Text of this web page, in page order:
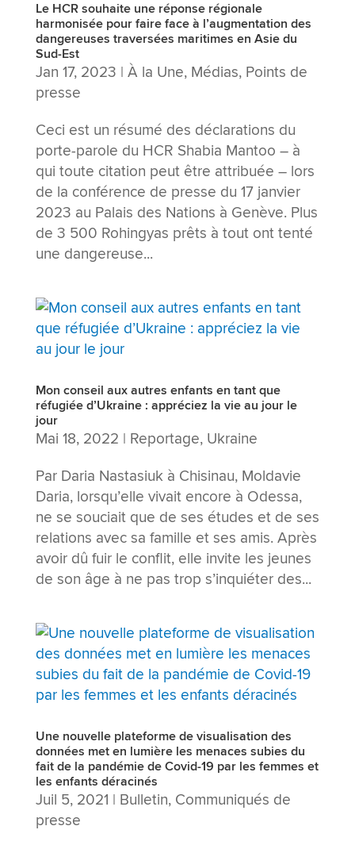
Le HCR souhaite une réponse régionale
harmonisée pour faire face à l’augmentation des
dangereuses traversées maritimes en Asie du
Sud-Est
Jan 17, 2023 | À la Une, Médias, Points de
presse
Ceci est un résumé des déclarations du
porte-parole du HCR Shabia Mantoo – à
qui toute citation peut être attribuée – lors
de la conférence de presse du 17 janvier
2023 au Palais des Nations à Genève. Plus
de 3 500 Rohingyas prêts à tout ont tenté
une dangereuse...
Mon conseil aux autres enfants en tant que
réfugiée d’Ukraine : appréciez la vie au jour le
jour
Mai 18, 2022 | Reportage, Ukraine
Par Daria Nastasiuk à Chisinau, Moldavie
Daria, lorsqu’elle vivait encore à Odessa,
ne se souciait que de ses études et de ses
relations avec sa famille et ses amis. Après
avoir dû fuir le conflit, elle invite les jeunes
de son âge à ne pas trop s’inquiéter des...
Une nouvelle plateforme de visualisation des
données met en lumière les menaces subies du
fait de la pandémie de Covid-19 par les femmes et
les enfants déracinés
Juil 5, 2021 | Bulletin, Communiqués de
presse